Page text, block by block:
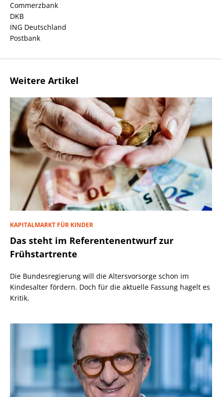
Commerzbank
DKB
ING Deutschland
Postbank
Weitere Artikel
KAPITALMARKT FÜR KINDER
Das steht im Referentenentwurf zur
Frühstartrente
Die Bundesregierung will die Altersvorsorge schon im
Kindesalter fördern. Doch für die aktuelle Fassung hagelt es
Kritik.